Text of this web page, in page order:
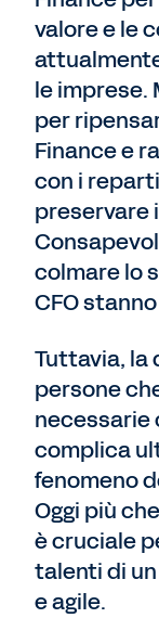
valore e le
le imprese.
per
Finance e
con i
preservare
colmare lo
CFO
Tuttavia, la
persone
necessarie
complica
fenomeno
Oggi più
è cruciale
talenti di
e agile.